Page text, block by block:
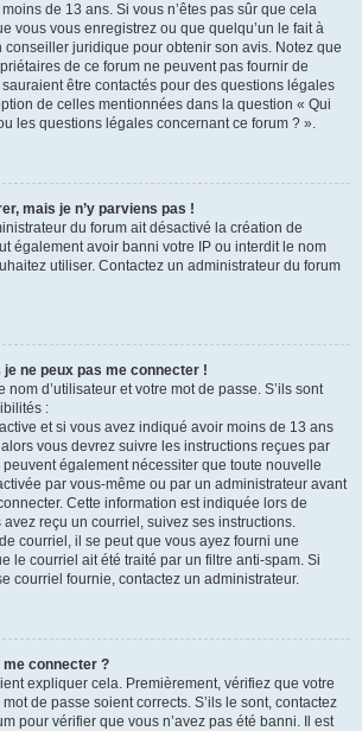
de 13 ans. Si vous n’êtes pas sûr que cela
vous vous enregistrez ou que quelqu’un le fait à
conseiller juridique pour obtenir son avis. Notez que
de ce forum ne peuvent pas fournir de
être contactés pour des questions légales
de celles mentionnées dans la question « Qui
les questions légales concernant ce forum ? ».
mais je n’y parviens pas !
du forum ait désactivé la création de
également avoir banni votre IP ou interdit le nom
utiliser. Contactez un administrateur du forum
ne peux pas me connecter !
nom d’utilisateur et votre mot de passe. S’ils sont
:
et si vous avez indiqué avoir moins de 13 ans
alors vous devrez suivre les instructions reçues par
également nécessiter que toute nouvelle
par vous-même ou par un administrateur avant
Cette information est indiquée lors de
avez reçu un courriel, suivez ses instructions.
courriel, il se peut que vous ayez fourni une
le courriel ait été traité par un filtre anti-spam. Si
courriel fournie, contactez un administrateur.
me connecter ?
expliquer cela. Premièrement, vérifiez que votre
de passe soient corrects. S’ils le sont, contactez
pour vérifier que vous n’avez pas été banni. Il est